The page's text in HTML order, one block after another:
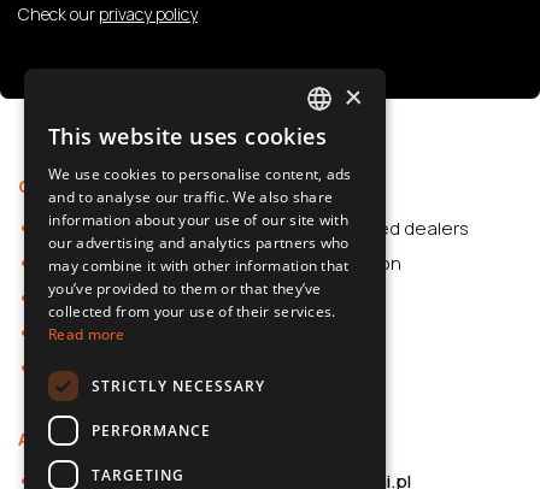
Check our privacy policy
Offer
Car Accessories
Dash Cams
Car Accessories
Dash Cams
Shop
Support
Authorized dealers
Application
About us
About 70mai
b2b@70mai.pl
POLISH
SLOVAK
ENGLISH
CZECH
×
This website uses cookies
We use cookies to personalise content, ads
and to analyse our traffic. We also share
information about your use of our site with
our advertising and analytics partners who
may combine it with other information that
you’ve provided to them or that they’ve
collected from your use of their services.
Read more
STRICTLY NECESSARY
PERFORMANCE
TARGETING